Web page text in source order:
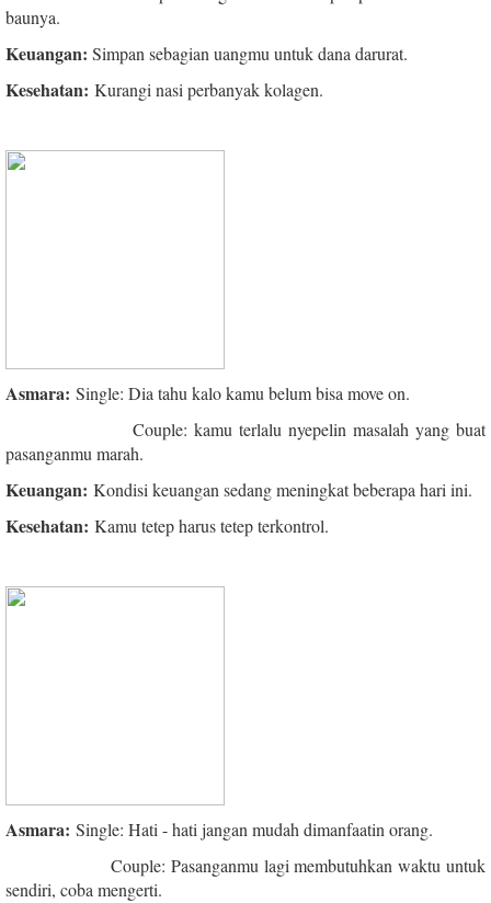
baunya.
Keuangan: Simpan sebagian uangmu untuk dana darurat.
Kesehatan: Kurangi nasi perbanyak kolagen.
Asmara: Single: Dia tahu kalo kamu belum bisa move on.
Couple: kamu terlalu nyepelin masalah yang buat
pasanganmu marah.
Keuangan: Kondisi keuangan sedang meningkat beberapa hari ini.
Kesehatan: Kamu tetep harus tetep terkontrol.
Asmara: Single: Hati - hati jangan mudah dimanfaatin orang.
Couple: Pasanganmu lagi membutuhkan waktu untuk
sendiri, coba mengerti.